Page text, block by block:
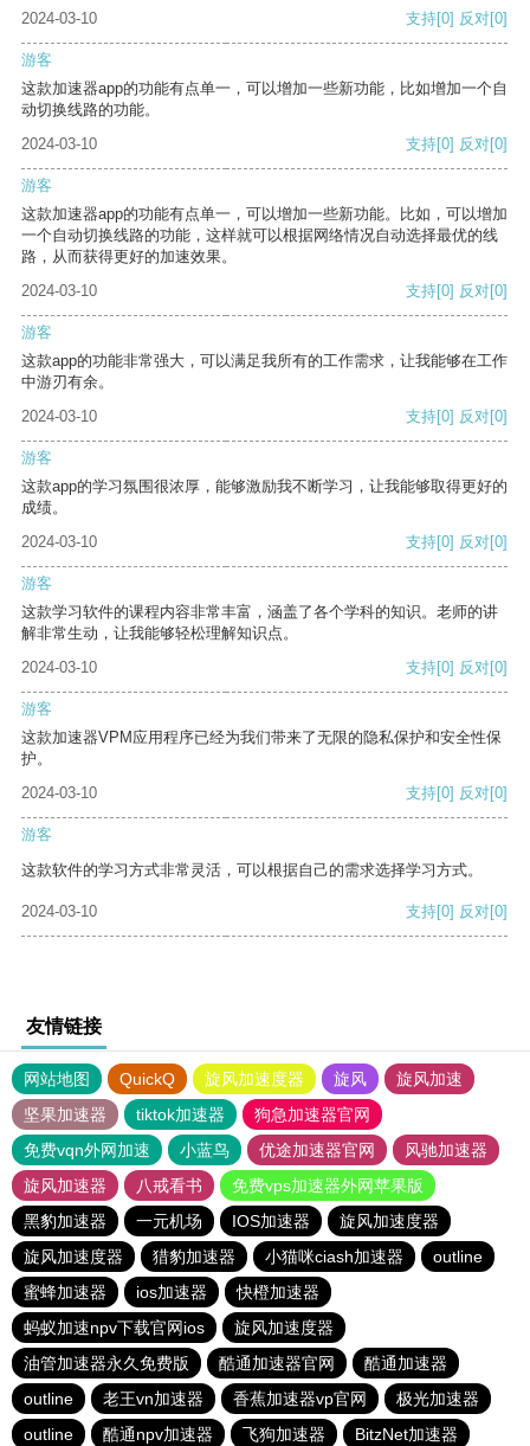
2024-03-10 支持[0] 反对[0]
游客
这款加速器app的功能有点单一，可以增加一些新功能，比如增加一个自
动切换线路的功能。
2024-03-10
支持[0] 反对[0]
游客
这款加速器app的功能有点单一，可以增加一些新功能。比如，可以增加
一个自动切换线路的功能，这样就可以根据网络情况自动选择最优的线
路，从而获得更好的加速效果。
2024-03-10
支持[0] 反对[0]
游客
这款app的功能非常强大，可以满足我所有的工作需求，让我能够在工作
中游刃有余。
2024-03-10
支持[0] 反对[0]
游客
这款app的学习氛围很浓厚，能够激励我不断学习，让我能够取得更好的
成绩。
2024-03-10
支持[0] 反对[0]
游客
这款学习软件的课程内容非常丰富，涵盖了各个学科的知识。老师的讲
解非常生动，让我能够轻松理解知识点。
2024-03-10
支持[0] 反对[0]
游客
这款加速器VPM应用程序已经为我们带来了无限的隐私保护和安全性保
护。
2024-03-10
支持[0] 反对[0]
游客
这款软件的学习方式非常灵活，可以根据自己的需求选择学习方式。
2024-03-10 支持[0] 反对[0]
友情链接
网站地图 QuickQ 旋风加速度器 旋风
旋风加速
坚果加速器
tiktok加速器
狗急加速器官网
免费vqn外网加速
小蓝鸟 优途加速器官网
风驰加速器
旋风加速器
八戒看书
免费vps加速器外网苹果版
黑豹加速器
一元机场 IOS加速器
旋风加速度器
旋风加速度器
猎豹加速器 小猫咪ciash加速器
outline
蜜蜂加速器
ios加速器
快橙加速器
蚂蚁加速npv下载官网ios
旋风加速度器
油管加速器永久免费版
酷通加速器官网
酷通加速器
outline
老王vn加速器 香蕉加速器vp官网
极光加速器
outline
酷通npv加速器 飞狗加速器 BitzNet加速器